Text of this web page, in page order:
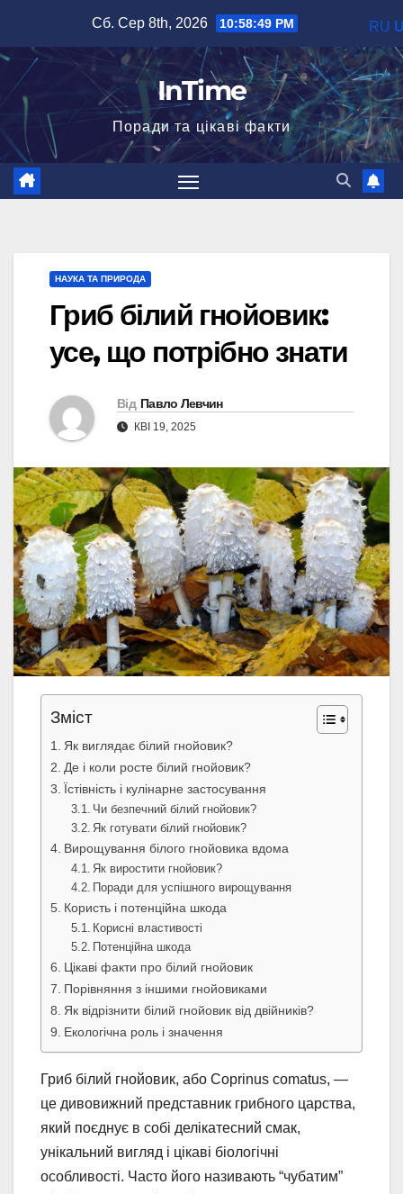
вмісту
Сб. Сер 8th, 2026 10:58:50 PM
InTime
Поради та цікаві факти
НАУКА ТА ПРИРОДА
Гриб білий гнойовик:
усе, що потрібно знати
Від Павло Левчин
КВІ 19, 2025
Зміст
Як виглядає білий гнойовик?
Де і коли росте білий гнойовик?
Їстівність і кулінарне застосування
Чи безпечний білий гнойовик?
Як готувати білий гнойовик?
Вирощування білого гнойовика вдома
Як виростити гнойовик?
Поради для успішного вирощування
Користь і потенційна шкода
Корисні властивості
Потенційна шкода
Цікаві факти про білий гнойовик
Порівняння з іншими гнойовиками
Як відрізнити білий гнойовик від двійників?
Екологічна роль і значення
Гриб білий гнойовик, або Coprinus comatus, —
це дивовижний представник грибного царства,
який поєднує в собі делікатесний смак,
унікальний вигляд і цікаві біологічні
особливості. Часто його називають “чубатим”
RU